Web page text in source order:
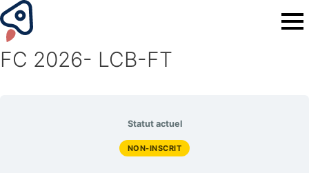
FC 2026- LCB-FT
Statut actuel
NON-INSCRIT